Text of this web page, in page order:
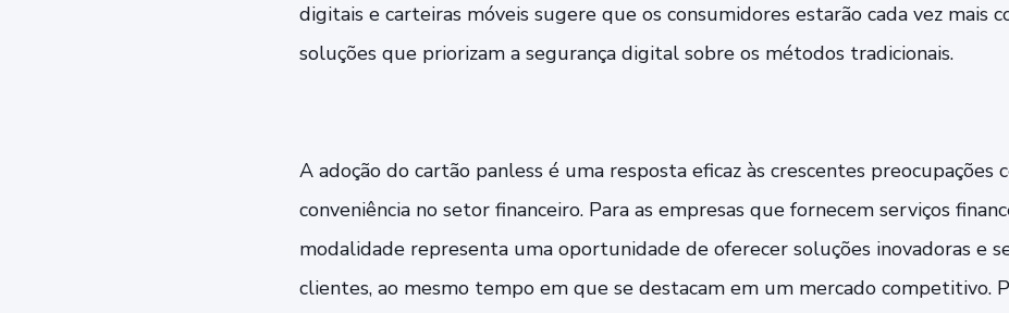
digitais e carteiras móveis sugere que os consumidores estarão cada vez mais
soluções que priorizam a segurança digital sobre os métodos tradicionais.
A adoção do cartão panless é uma resposta eficaz às crescentes preocupações
conveniência no setor financeiro. Para as empresas que fornecem serviços
modalidade representa uma oportunidade de oferecer soluções inovadoras e
clientes, ao mesmo tempo em que se destacam em um mercado competitivo.